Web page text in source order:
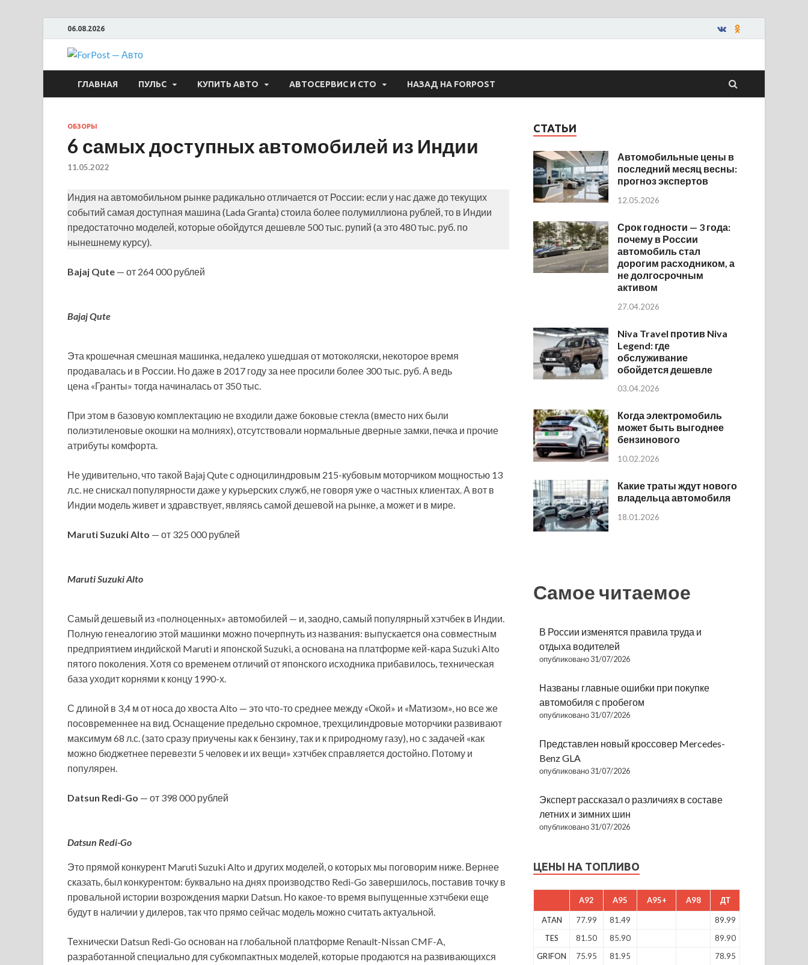
06.08.2026
ForPost — Авто
ГЛАВНАЯ ПУЛЬС КУПИТЬ АВТО АВТОСЕРВИС И СТО НАЗАД НА FORPOST
ОБЗОРЫ
6 самых доступных автомобилей из Индии
11.05.2022
Индия на автомобильном рынке радикально отличается от России: если у нас даже до текущих
событий самая доступная машина (Lada Granta) стоила более полумиллиона рублей, то в Индии
предостаточно моделей, которые обойдутся дешевле 500 тыс. рупий (а это 480 тыс. руб. по
нынешнему курсу).
Bajaj Qute — от 264 000 рублей
Bajaj Qute
Эта крошечная смешная машинка, недалеко ушедшая от мотоколяски, некоторое время
продавалась и в России. Но даже в 2017 году за нее просили более 300 тыс. руб. А ведь
цена «Гранты» тогда начиналась от 350 тыс.
При этом в базовую комплектацию не входили даже боковые стекла (вместо них были
полиэтиленовые окошки на молниях), отсутствовали нормальные дверные замки, печка и прочие
атрибуты комфорта.
Не удивительно, что такой Bajaj Qute с одноцилиндровым 215-кубовым моторчиком мощностью 13
л.с. не снискал популярности даже у курьерских служб, не говоря уже о частных клиентах. А вот в
Индии модель живет и здравствует, являясь самой дешевой на рынке, а может и в мире.
Maruti Suzuki Alto — от 325 000 рублей
Maruti Suzuki Alto
Самый дешевый из «полноценных» автомобилей — и, заодно, самый популярный хэтчбек в Индии.
Полную генеалогию этой машинки можно почерпнуть из названия: выпускается она совместным
предприятием индийской Maruti и японской Suzuki, а основана на платформе кей-кара Suzuki Alto
пятого поколения. Хотя со временем отличий от японского исходника прибавилось, техническая
база уходит корнями к концу 1990-х.
С длиной в 3,4 м от носа до хвоста Alto — это что-то среднее между «Окой» и «Матизом», но все же
посовременнее на вид. Оснащение предельно скромное, трехцилиндровые моторчики развивают
максимум 68 л.с. (зато сразу приучены как к бензину, так и к природному газу), но с задачей «как
можно бюджетнее перевезти 5 человек и их вещи» хэтчбек справляется достойно. Потому и
популярен.
Datsun Redi-Go — от 398 000 рублей
Datsun Redi-Go
Это прямой конкурент Maruti Suzuki Alto и других моделей, о которых мы поговорим ниже. Вернее
сказать, был конкурентом: буквально на днях производство Redi-Go завершилось, поставив точку в
провальной истории возрождения марки Datsun. Но какое-то время выпущенные хэтчбеки еще
будут в наличии у дилеров, так что прямо сейчас модель можно считать актуальной.
Технически Datsun Redi-Go основан на глобальной платформе Renault-Nissan CMF-A,
разработанной специально для субкомпактных моделей, которые продаются на развивающихся
СТАТЬИ
Автомобильные цены в
последний месяц весны:
прогноз экспертов
12.05.2026
Срок годности — 3 года:
почему в России
автомобиль стал
дорогим расходником, а
не долгосрочным
активом
27.04.2026
Niva Travel против Niva
Legend: где
обслуживание
обойдется дешевле
03.04.2026
Когда электромобиль
может быть выгоднее
бензинового
10.02.2026
Какие траты ждут нового
владельца автомобиля
18.01.2026
Самое читаемое
В России изменятся правила труда и
отдыха водителей
опубликовано 31/07/2026
Названы главные ошибки при покупке
автомобиля с пробегом
опубликовано 31/07/2026
Представлен новый кроссовер Mercedes-
Benz GLA
опубликовано 31/07/2026
Эксперт рассказал о различиях в составе
летних и зимних шин
опубликовано 31/07/2026
ЦЕНЫ НА ТОПЛИВО
A92 A95 A95+ A98 ДТ
ATAN 77.99 81.49
89.99
TES
81.50 85.90
89.90
GRIFON
75.95 81.95 78.95